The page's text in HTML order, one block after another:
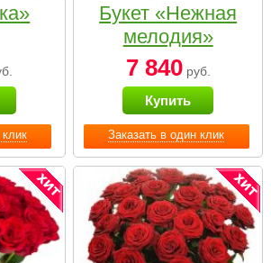
Заказать в один клик
Букет «Нежная
мелодия»
7 840руб.
Купить